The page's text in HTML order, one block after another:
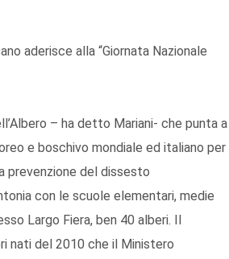
aderisce alla “Giornata Nazionale
– ha detto Mariani- che punta a
e boschivo mondiale ed italiano per
prevenzione del dissesto
con le scuole elementari, medie
Largo Fiera, ben 40 alberi. Il
nati del 2010 che il Ministero